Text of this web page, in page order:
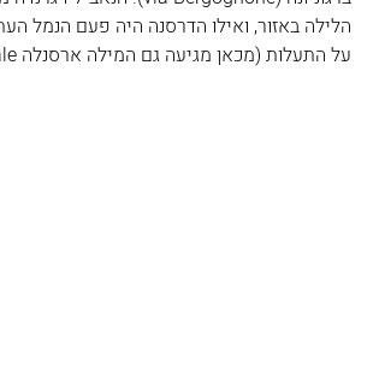
הלילה באזור, ואילו הדרסנה היה פעם הנמל
על התעלות (מכאן מגיעה גם המילה ארסנלה Arsenale).